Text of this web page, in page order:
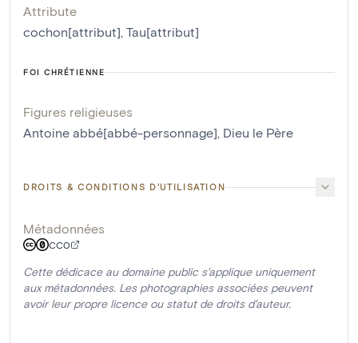
Attribute
cochon[attribut], Tau[attribut]
FOI CHRÉTIENNE
Figures religieuses
Antoine abbé[abbé-personnage], Dieu le Père
DROITS & CONDITIONS D'UTILISATION
Métadonnées
CC0
Cette dédicace au domaine public s'applique uniquement
aux métadonnées. Les photographies associées peuvent
avoir leur propre licence ou statut de droits d'auteur.